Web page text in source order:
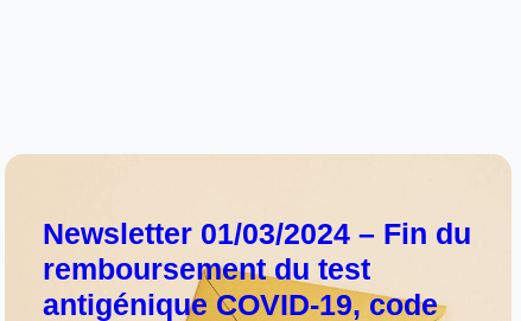
Newsletter 01/03/2024 – Fin du
remboursement du test
antigénique COVID-19, code